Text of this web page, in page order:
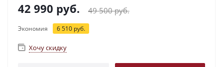
42 990 руб. 49 500руб.
Экономия 6 510 руб.
Хочу скидку